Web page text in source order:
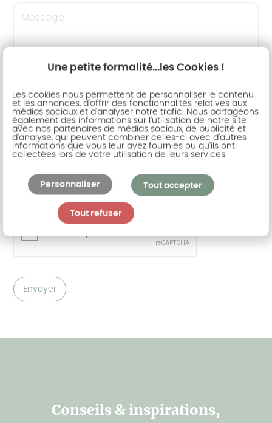
J'accepte que mes données soient
collectées par Akena pour le traitement de
ma demande.
Conformément à la loi du 6 janvier 1978 relative à l'Informatique, aux
Commission Nationale Informatique et Libertés (CNIL). Vous disposez d'un
droit d'accès, de modification, de rectification et de suppression des
données qui vous concernent (art. 34 de la loi "Informatique et Libertés").
Pour l'exercer, adressez-vous à AKENA :contact@akena.com
Conseils & inspirations,
Une petite formalité...les Cookies !
Les cookies nous permettent de personnaliser le contenu
et les annonces, d'offrir des fonctionnalités relatives aux
médias sociaux et d'analyser notre trafic. Nous partageons
également des informations sur l'utilisation de notre site
avec nos partenaires de médias sociaux, de publicité et
d'analyse, qui peuvent combiner celles-ci avec d'autres
informations que vous leur avez fournies ou qu'ils ont
collectées lors de votre utilisation de leurs services.
Tout accepter
Tout refuser
Personnaliser